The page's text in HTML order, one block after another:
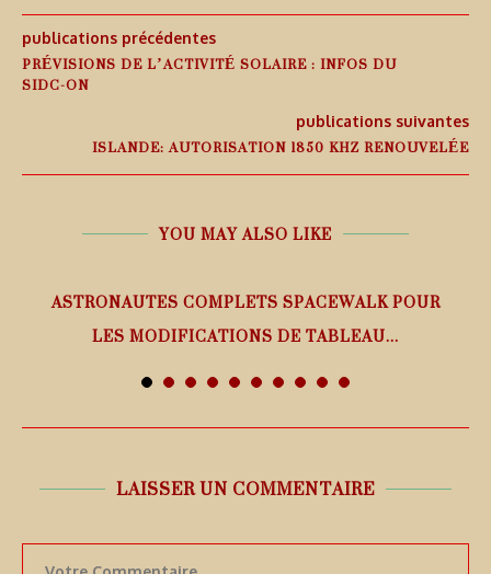
publications précédentes
PRÉVISIONS DE L’ACTIVITÉ SOLAIRE : INFOS DU
SIDC-ON
publications suivantes
ISLANDE: AUTORISATION 1850 KHZ RENOUVELÉE
YOU MAY ALSO LIKE
ASTRONAUTES COMPLETS SPACEWALK POUR
LES MODIFICATIONS DE TABLEAU...
LAISSER UN COMMENTAIRE